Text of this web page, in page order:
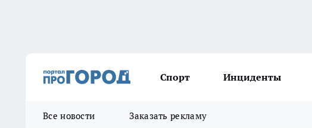
Спорт Инциденты
Все новости Заказать рекламу